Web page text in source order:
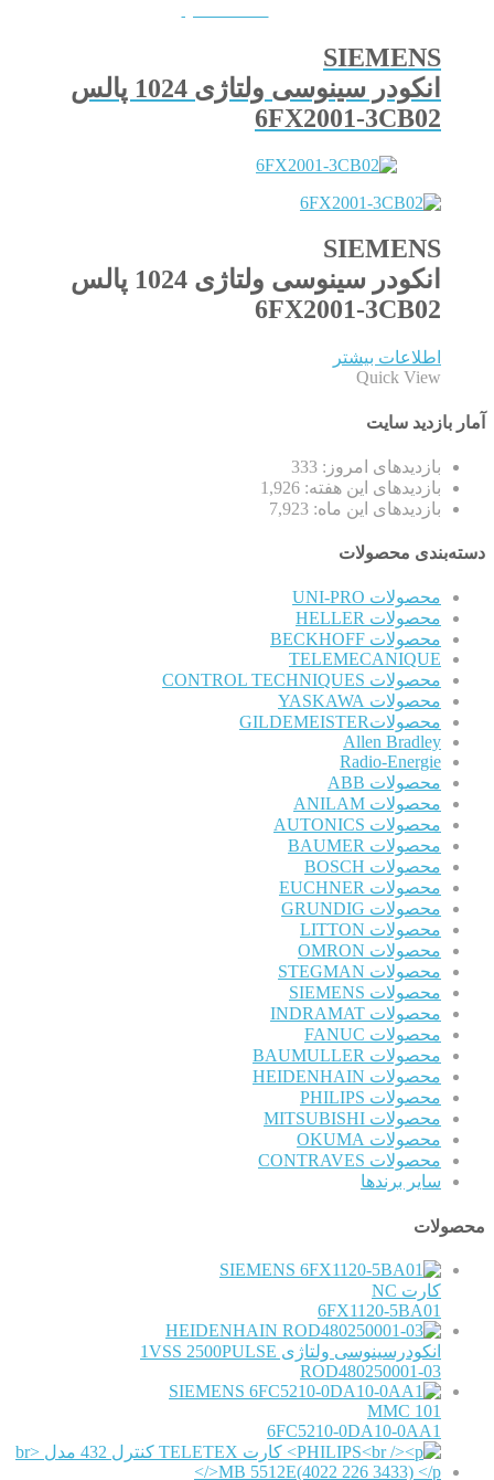
SIEMENS
انکودر سینوسی ولتاژی 1024 پالس
6FX2001-3CB02
SIEMENS
انکودر سینوسی ولتاژی 1024 پالس
6FX2001-3CB02
اطلاعات بیشتر
Quick View
آمار بازدید سایت
بازدیدهای امروز: 333
بازدیدهای این هفته: 1,926
بازدیدهای این ماه: 7,923
دسته‌بندی محصولات
محصولات UNI-PRO
محصولات HELLER
محصولات BECKHOFF
TELEMECANIQUE
محصولات CONTROL TECHNIQUES
محصولات YASKAWA
محصولاتGILDEMEISTER
Allen Bradley
Radio-Energie
محصولات ABB
محصولات ANILAM
محصولات AUTONICS
محصولات BAUMER
محصولات BOSCH
محصولات EUCHNER
محصولات GRUNDIG
محصولات LITTON
محصولات OMRON
محصولات STEGMAN
محصولات SIEMENS
محصولات INDRAMAT
محصولات FANUC
محصولات BAUMULLER
محصولات HEIDENHAIN
محصولات PHILIPS
محصولات MITSUBISHI
محصولات OKUMA
محصولات CONTRAVES
سایر برندها
محصولات
SIEMENS
کارت NC
6FX1120-5BA01
HEIDENHAIN
انکودرسینوسی ولتاژی 1VSS 2500PULSE
ROD480250001-03
SIEMENS
MMC 101
6FC5210-0DA10-0AA1